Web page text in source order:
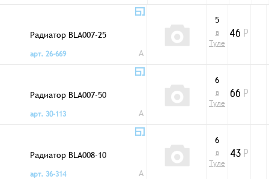
Радиатор BLA007-25
арт. 26-669
A
5
в
Туле
46 Р
Радиатор BLA007-50
арт. 30-113
A
6
в
Туле
66 Р
Радиатор BLA008-10
арт. 36-314
A
6
в
Туле
43 Р